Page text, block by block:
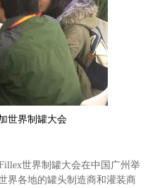
世界制罐大会
世界制罐大会在中国广州举
界各地的罐头制造商和灌装商